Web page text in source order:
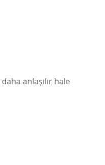
daha anlaşılır hale